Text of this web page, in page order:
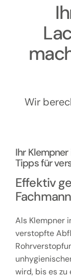
Wir
Ihr
Tipps für
Effektiv
Fachmann
Als Klempner
verstopfte
wird, bis es